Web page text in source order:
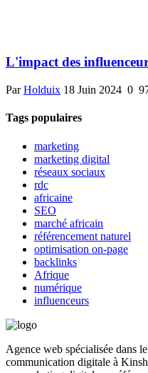
L'impact des
ParHolduix 18 Juin 2024 0
Tags populaires
marketing
marketing digital
réseaux sociaux
rdc
africaine
SEO
marché africain
référencement naturel
optimisation on-page
backlinks
Afrique
numérique
influenceurs
Agence web spécialisée dans
communication digitale à